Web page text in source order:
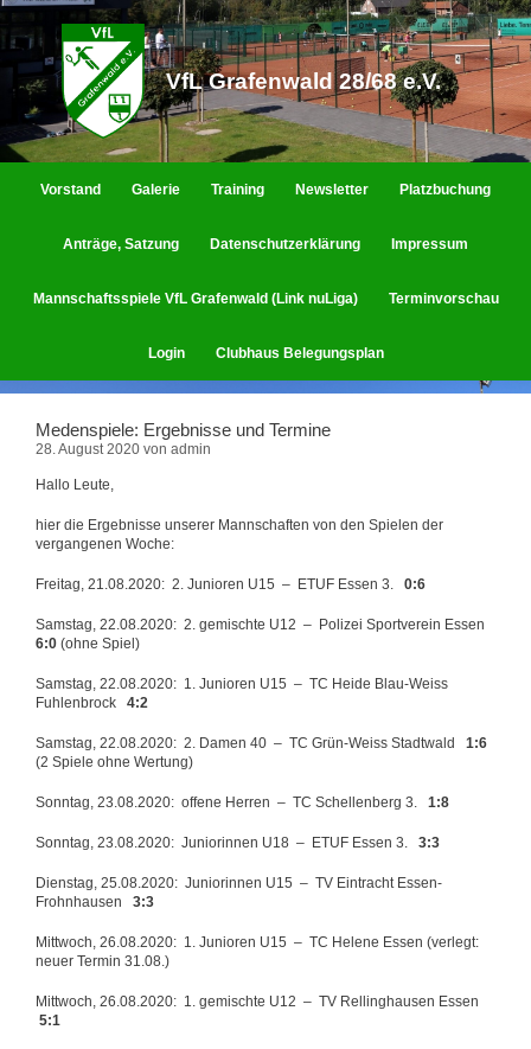
Zum
springen
VfL Grafenwald 28/68 e.V.
Vorstand Galerie Training Newsletter Platzbuchung
Anträge, Satzung Datenschutzerklärung Impressum
Mannschaftsspiele VfL Grafenwald (Link nuLiga) Terminvorschau
Login Clubhaus Belegungsplan
Medenspiele: Ergebnisse und Termine
28. August 2020 von admin
Hallo Leute,
hier die Ergebnisse unserer Mannschaften von den Spielen der
vergangenen Woche:
Freitag, 21.08.2020: 2. Junioren U15 – ETUF Essen 3. 0:6
Samstag, 22.08.2020: 2. gemischte U12 – Polizei Sportverein Essen
6:0 (ohne Spiel)
Samstag, 22.08.2020: 1. Junioren U15 – TC Heide Blau-Weiss
Fuhlenbrock 4:2
Samstag, 22.08.2020: 2. Damen 40 – TC Grün-Weiss Stadtwald 1:6
(2 Spiele ohne Wertung)
Sonntag, 23.08.2020: offene Herren – TC Schellenberg 3. 1:8
Sonntag, 23.08.2020: Juniorinnen U18 – ETUF Essen 3. 3:3
Dienstag, 25.08.2020: Juniorinnen U15 – TV Eintracht Essen-
Frohnhausen 3:3
Mittwoch, 26.08.2020: 1. Junioren U15 – TC Helene Essen (verlegt:
neuer Termin 31.08.)
Mittwoch, 26.08.2020: 1. gemischte U12 – TV Rellinghausen Essen
5:1